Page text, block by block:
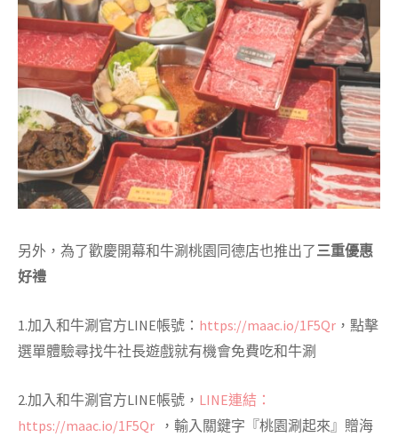
另外，為了歡慶開幕和牛涮桃園同德店也推出了三重優惠
好禮
1.加入和牛涮官方LINE帳號： https://maac.io/1F5Qr ，點擊
選單體驗尋找牛社長遊戲就有機會免費吃和牛涮
2.加入和牛涮官方LINE帳號， LINE連結：
https://maac.io/1F5Qr ，輸入關鍵字『桃園涮起來』贈海